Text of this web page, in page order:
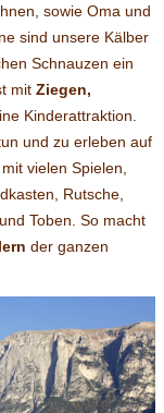
sowie Oma und
sind unsere Kälber
Schnauzen ein
mit Ziegen,
Kinderattraktion.
und zu erleben auf
vielen Spielen,
Rutsche,
Toben. So macht
der ganzen